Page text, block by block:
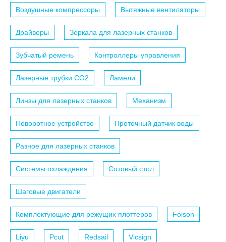
Воздушные компрессоры Вытяжные вентиляторы
Драйверы Зеркала для лазерных станков
Зубчатый ремень Контроллеры управления
Лазерные трубки СО2 Ламели
Линзы для лазерных станков Механизм
Поворотное устройство Проточный датчик воды
Разное для лазерных станков
Системы охлаждения Сотовый стол
Шаговые двигатели
Комплектующие для режущих плоттеров Foison
Liyu Pcut Redsail Vicsign